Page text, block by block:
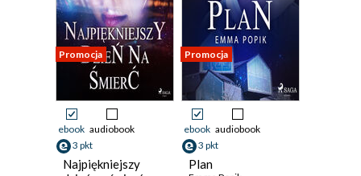
Promocja
ebook audiobook
3 pkt
Najpiękniejszy
Promocja
ebook audiobook
3 pkt
Plan